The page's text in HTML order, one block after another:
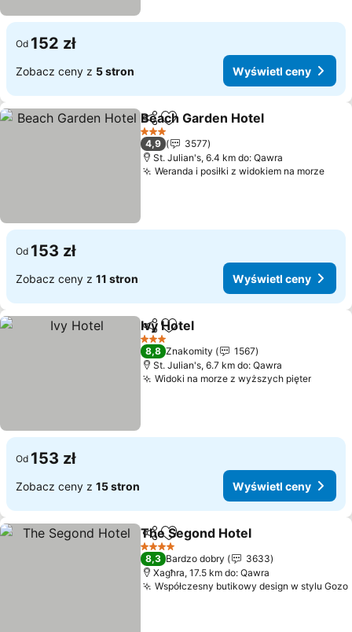
Od 152 zł
Zobacz ceny z 5 stron Wyświetl ceny
Udostępnij
Dodaj do ulubionych
Beach Garden Hotel
3 Kategoria
4,9
3577
St. Julian's, 6.4 km do: Qawra
Weranda i posiłki z widokiem na morze
Od 153 zł
Zobacz ceny z 11 stron Wyświetl ceny
UdostępnijDodaj do ulubionych
Ivy Hotel
3 Kategoria
8,8 Znakomity
1567
St. Julian's, 6.7 km do: Qawra
Widoki na morze z wyższych pięter
Od 153 zł
Zobacz ceny z 15 stron Wyświetl ceny
Udostępnij
Dodaj do ulubionych
The Segond Hotel
4 Kategoria
8,3 Bardzo dobry
3633
Xagħra, 17.5 km do: Qawra
Współczesny butikowy design w stylu Gozo